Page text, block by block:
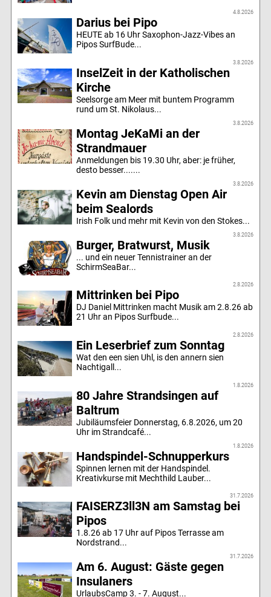
4.8.2026
Darius bei Pipo
HEUTE ab 16 Uhr Saxophon-Jazz-Vibes an
Pipos SurfBude...
3.8.2026
InselZeit in der Katholischen
Kirche
Seelsorge am Meer mit buntem Programm
rund um St. Nikolaus...
3.8.2026
Montag JeKaMi an der
Strandmauer
Anmeldungen bis 19.30 Uhr, aber: je früher,
desto besser.......
3.8.2026
Kevin am Dienstag Open Air
beim Sealords
Irish Folk und mehr mit Kevin von den Stokes...
3.8.2026
Burger, Bratwurst, Musik
... und ein neuer Tennistrainer an der
SchirmSeaBar...
2.8.2026
Mittrinken bei Pipo
DJ Daniel Mittrinken macht Musik am 2.8.26 ab
21 Uhr an Pipos Surfbude...
2.8.2026
Ein Leserbrief zum Sonntag
Wat den een sien Uhl, is den annern sien
Nachtigall...
1.8.2026
80 Jahre Strandsingen auf
Baltrum
Jubiläumsfeier Donnerstag, 6.8.2026, um 20
Uhr im Strandcafé...
1.8.2026
Handspindel-Schnupperkurs
Spinnen lernen mit der Handspindel.
Kreativkurse mit Mechthild Lauber...
31.7.2026
FAISERZ3ll3N am Samstag bei
Pipos
1.8.26 ab 17 Uhr auf Pipos Terrasse am
Nordstrand...
31.7.2026
Am 6. August: Gäste gegen
Insulaners
UrlaubsCamp 3. - 7. August...